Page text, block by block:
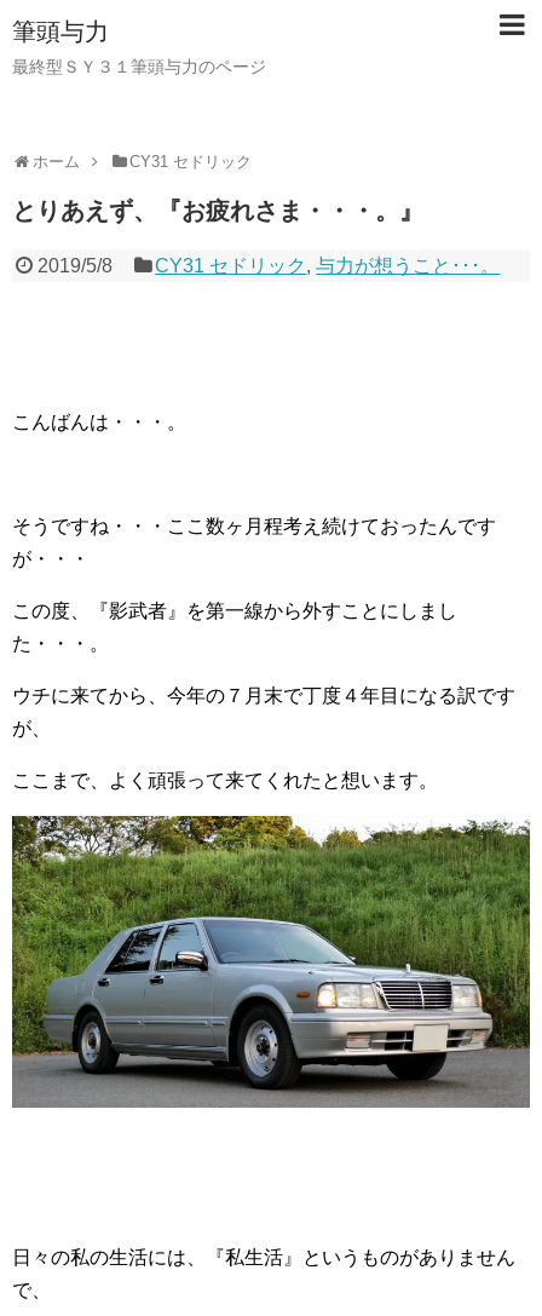
筆頭与力
最終型ＳＹ３１筆頭与力のページ
ホーム CY31 セドリック
とりあえず、『お疲れさま・・・。』
2019/5/8 CY31 セドリック ,与力が想うこと･･･。
こんばんは・・・。
そうですね・・・ここ数ヶ月程考え続けておったんです
が・・・
この度、『影武者』を第一線から外すことにしまし
た・・・。
ウチに来てから、今年の７月末で丁度４年目になる訳です
が、
ここまで、よく頑張って来てくれたと想います。
日々の私の生活には、『私生活』というものがありません
で、